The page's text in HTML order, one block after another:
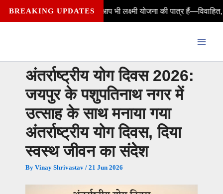
Skip
to
BREAKING UPDATES
आप भी लक्ष्मी योजना की पात्र हैं—विवाहित, अविवाहित, विधवा,
अंतर्राष्ट्रीय योग दिवस 2026:
जयपुर के पशुपतिनाथ नगर में
उत्साह के साथ मनाया गया
अंतर्राष्ट्रीय योग दिवस, दिया
स्वस्थ जीवन का संदेश
By Vinay Shrivastav / 21 Jun 2026